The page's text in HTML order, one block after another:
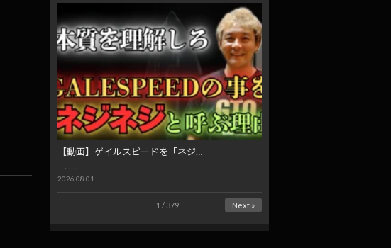
【動画】ゲイルスピードを「ネジ…
こ…
2026.08.01
1 / 379 Next »